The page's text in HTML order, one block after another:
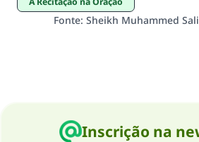
Fonte: Sheikh Muhammed
Inscrição na